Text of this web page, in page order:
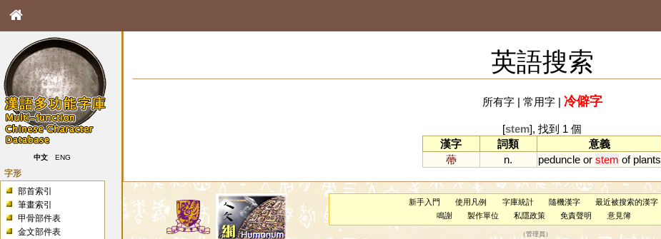
中文 ENG
字形
部首索引
筆畫索引
甲骨部件表
金文部件表
英語搜索
所有字| 常用字| 冷僻字
[stem], 找到 1 個
漢字
詞類
意義
蔕
n. peduncle or stem of plants
新手入門 使用凡例 字庫統計 隨機漢字
最近被搜索的漢字
鳴謝
製作單位 私隱政策 免責聲明 意見簿
（管理員 ）